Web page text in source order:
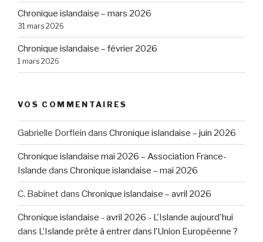
Chronique islandaise – mars 2026
31 mars 2026
Chronique islandaise – février 2026
1 mars 2026
VOS COMMENTAIRES
Gabrielle Dorflein dans Chronique islandaise – juin 2026
Chronique islandaise mai 2026 – Association France-
Islande dans Chronique islandaise – mai 2026
C. Babinetdans Chronique islandaise – avril 2026
Chronique islandaise - avril 2026 - L'Islande aujourd'hui
dans L’Islande prête à entrer dans l’Union Européenne ?